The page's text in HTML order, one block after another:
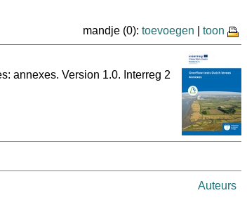
mandje (0): toevoegen toon
annexes. Version 1.0. Interreg 2
Auteurs